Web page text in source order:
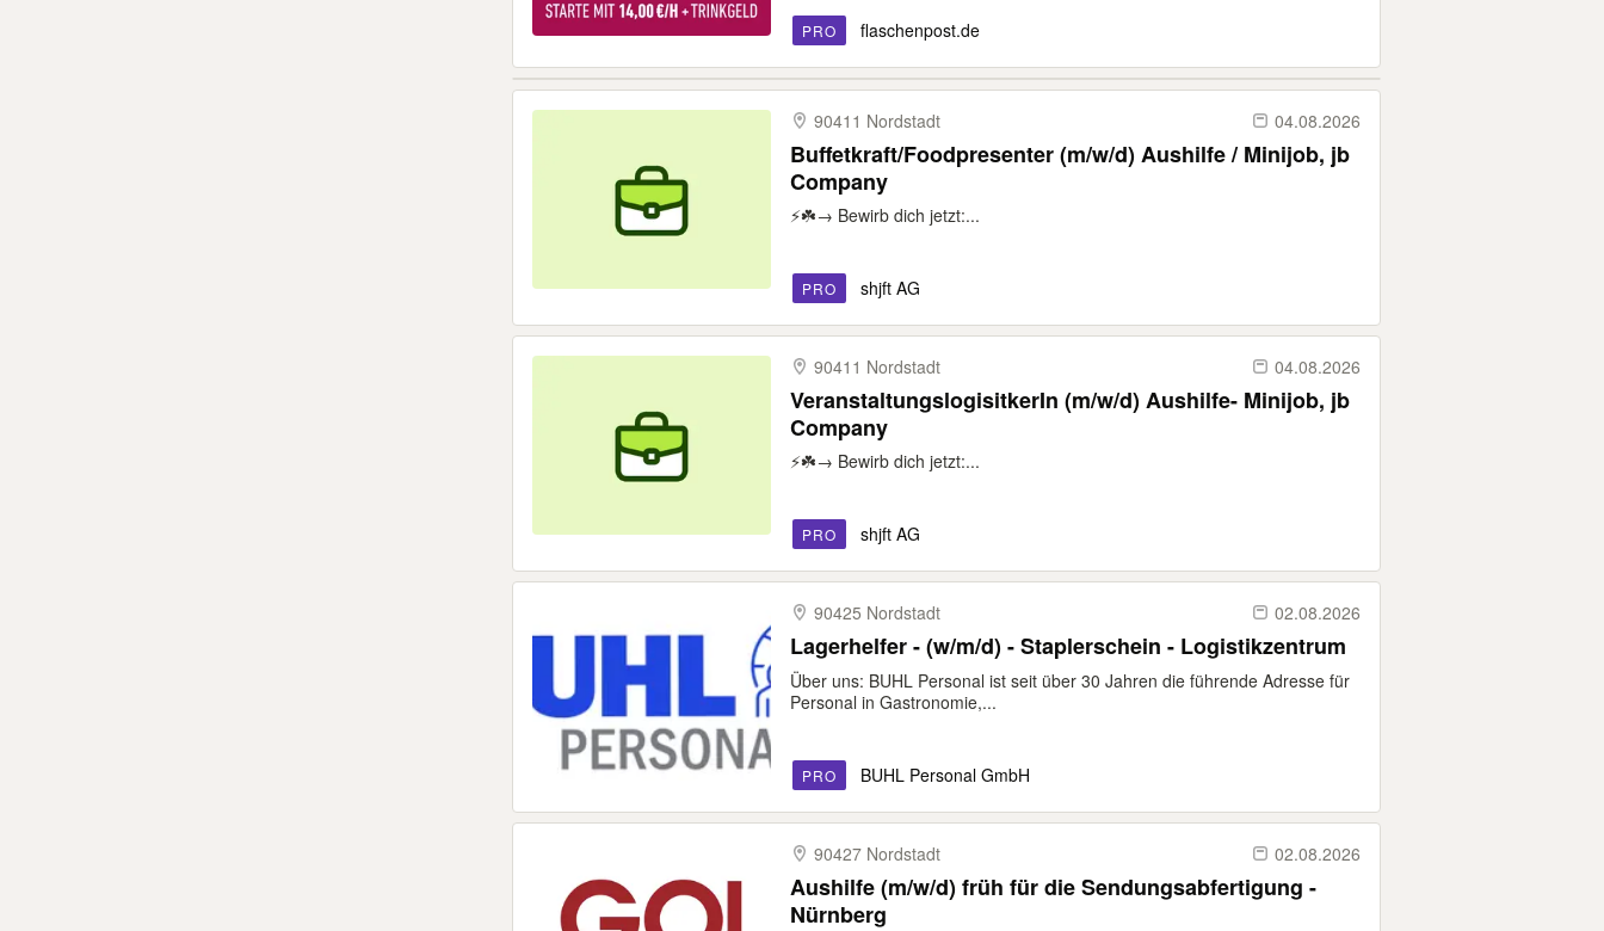
PRO flaschenpost.de
90411 Nordstadt 04.08.2026
Buffetkraft/Foodpresenter (m/w/d) Aushilfe / Minijob, jb
Company
⚡️☘️→ Bewirb dich jetzt:...
PRO shjft AG
90411 Nordstadt 04.08.2026
VeranstaltungslogisitkerIn (m/w/d) Aushilfe- Minijob, jb
Company
⚡️☘️→ Bewirb dich jetzt:...
PRO shjft AG
90425 Nordstadt 02.08.2026
Lagerhelfer - (w/m/d) - Staplerschein - Logistikzentrum
Über uns: BUHL Personal ist seit über 30 Jahren die führende Adresse für
Personal in Gastronomie,...
PRO BUHL Personal GmbH
90427 Nordstadt 02.08.2026
Aushilfe (m/w/d) früh für die Sendungsabfertigung -
Nürnberg